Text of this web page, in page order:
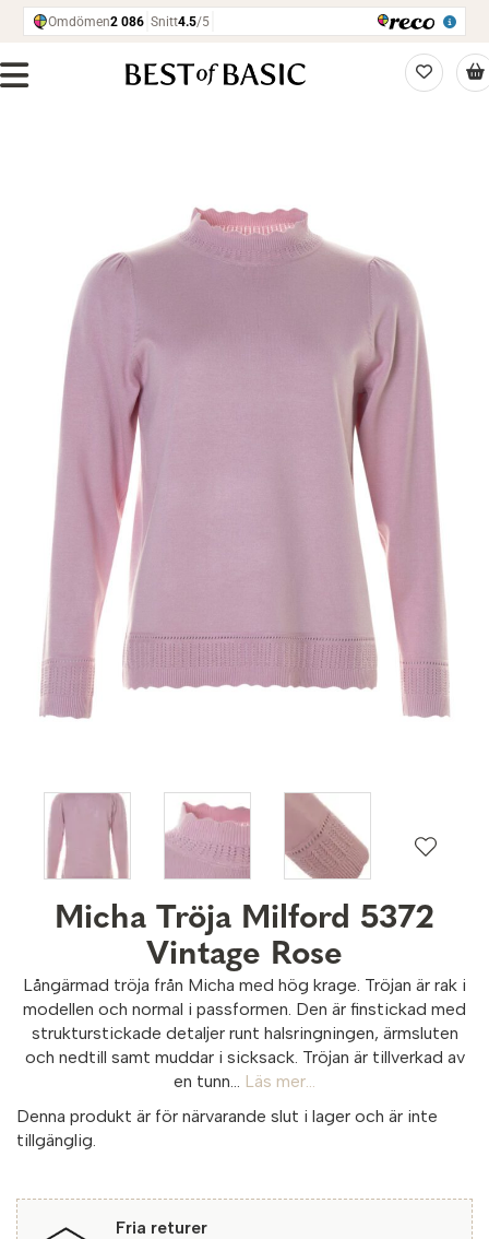
Micha Tröja Milford 5372
Vintage Rose
Långärmad tröja från Micha med hög krage. Tröjan är rak i
modellen och normal i passformen. Den är finstickad med
strukturstickade detaljer runt halsringningen, ärmsluten
och nedtill samt muddar i sicksack. Tröjan är tillverkad av
en tunn...
Läs mer...
Denna produkt är för närvarande slut i lager och är inte
tillgänglig.
Fria returer